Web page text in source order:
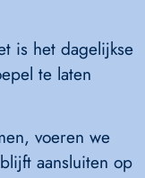
is het dagelijkse
te laten
voeren we
aansluiten op